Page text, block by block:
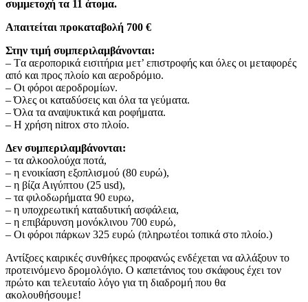
συμμετοχή τα 11 άτομα.
Απαιτείται προκαταβολή 700 €
Στην τιμή συμπεριλαμβάνονται:
– Tα αεροπορικά εισιτήρια μετ’ επιστροφής και όλες οι μεταφορές
από και προς πλοίο και αεροδρόμιο.
– Οι φόροι αεροδρομίων.
– Όλες οι καταδύσεις και όλα τα γεύματα.
– Όλα τα αναψυκτικά και ροφήματα.
– Η χρήση nitrox στο πλοίο.
Δεν συμπεριλαμβάνονται:
– τα αλκοολούχα ποτά,
– η ενοικίαση εξοπλισμού (80 ευρώ),
– η βίζα Αιγύπτου (25 usd),
– τα φιλοδωρήματα 90 ευρω,
– η υποχρεωτική καταδυτική ασφάλεια,
– η επιβάρυνση μονόκλινου 700 ευρώ,
– Οι φόροι πάρκων 325 ευρώ (πληρωτέοι τοπικά στο πλοίο.)
Αντίξοες καιρικές συνθήκες προφανώς ενδέχεται να αλλάξουν τo
προτεινόμενο δρομολόγιο. Ο καπετάνιος του σκάφους έχει τον
πρώτο και τελευταίο λόγο για τη διαδρομή που θα
ακολουθήσουμε!